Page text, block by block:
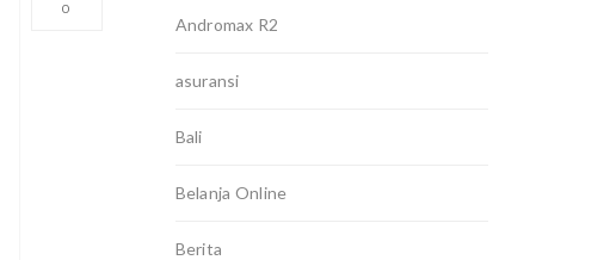
0
Andromax R2
asuransi
Bali
Belanja Online
Berita